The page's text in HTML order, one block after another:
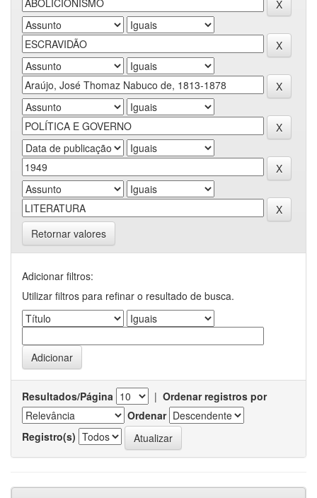
Retornar valores
Adicionar filtros:
Utilizar filtros para refinar o resultado de busca.
Resultados/Página | Ordenar registros por
Ordenar
Registro(s)